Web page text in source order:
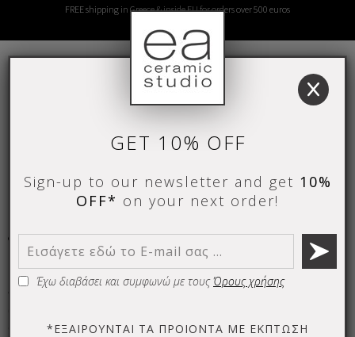
FREE shipping in Greece & inside EU for orders over 500 euros
Call us Here
PRIVACY POLICY
Privacy Policy
Η ιδιωτικότητά σας είναι πολύ σημαντική για εμάς.
Όλες οι προσωπικές σας πληροφορίες (Προσωπικά Δεδομένα)
ανταλλάξουμε τις πληροφορίες σας με εξωτερικούς φορείς.
x
GET 10% OFF
Sign-up to our newsletter and get 10%
OFF* on your next order!
Έχω διαβάσει και συμφωνώ με τουςΌρους χρήσης
*ΕΞΑΙΡΟΥΝΤΑΙ ΤΑ ΠΡΟΙΟΝΤΑ ΜΕ ΕΚΠΤΩΣΗ